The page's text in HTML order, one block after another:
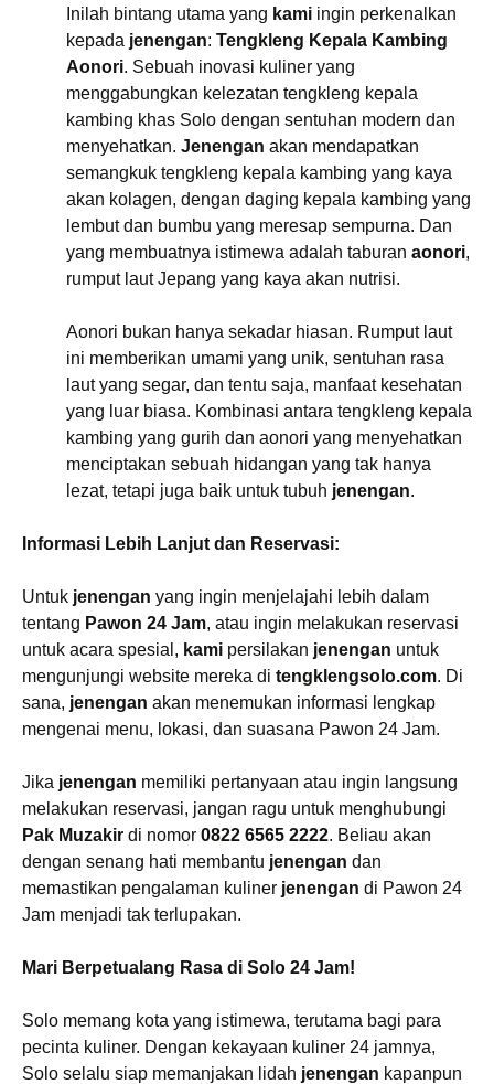
Inilah bintang utama yang kami ingin perkenalkan
kepada jenengan: Tengkleng Kepala Kambing
Aonori. Sebuah inovasi kuliner yang
menggabungkan kelezatan tengkleng kepala
kambing khas Solo dengan sentuhan modern dan
menyehatkan. Jenengan akan mendapatkan
semangkuk tengkleng kepala kambing yang kaya
akan kolagen, dengan daging kepala kambing yang
lembut dan bumbu yang meresap sempurna. Dan
yang membuatnya istimewa adalah taburan aonori,
rumput laut Jepang yang kaya akan nutrisi.
Aonori bukan hanya sekadar hiasan. Rumput laut
ini memberikan umami yang unik, sentuhan rasa
laut yang segar, dan tentu saja, manfaat kesehatan
yang luar biasa. Kombinasi antara tengkleng kepala
kambing yang gurih dan aonori yang menyehatkan
menciptakan sebuah hidangan yang tak hanya
lezat, tetapi juga baik untuk tubuh jenengan.
Informasi Lebih Lanjut dan Reservasi:
Untuk jenengan yang ingin menjelajahi lebih dalam
tentang Pawon 24 Jam, atau ingin melakukan reservasi
untuk acara spesial, kami persilakan jenengan untuk
mengunjungi website mereka di tengklengsolo.com. Di
sana, jenengan akan menemukan informasi lengkap
mengenai menu, lokasi, dan suasana Pawon 24 Jam.
Jika jenengan memiliki pertanyaan atau ingin langsung
melakukan reservasi, jangan ragu untuk menghubungi
Pak Muzakir di nomor 0822 6565 2222. Beliau akan
dengan senang hati membantu jenengan dan
memastikan pengalaman kuliner jenengan di Pawon 24
Jam menjadi tak terlupakan.
Mari Berpetualang Rasa di Solo 24 Jam!
Solo memang kota yang istimewa, terutama bagi para
pecinta kuliner. Dengan kekayaan kuliner 24 jamnya,
Solo selalu siap memanjakan lidah jenengan kapanpun